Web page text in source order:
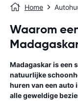
Home
Waarom
Madagaskar is een
natuurlijke
huren van een auto
alle geweldige